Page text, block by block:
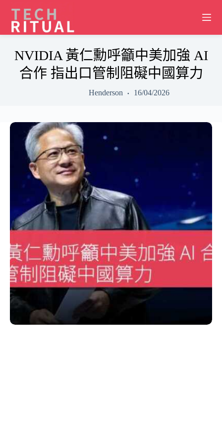
content
NVIDIA 黃仁勳呼籲中美加強 AI
合作 指出口管制阻礙中國算力
Henderson 16/04/2026